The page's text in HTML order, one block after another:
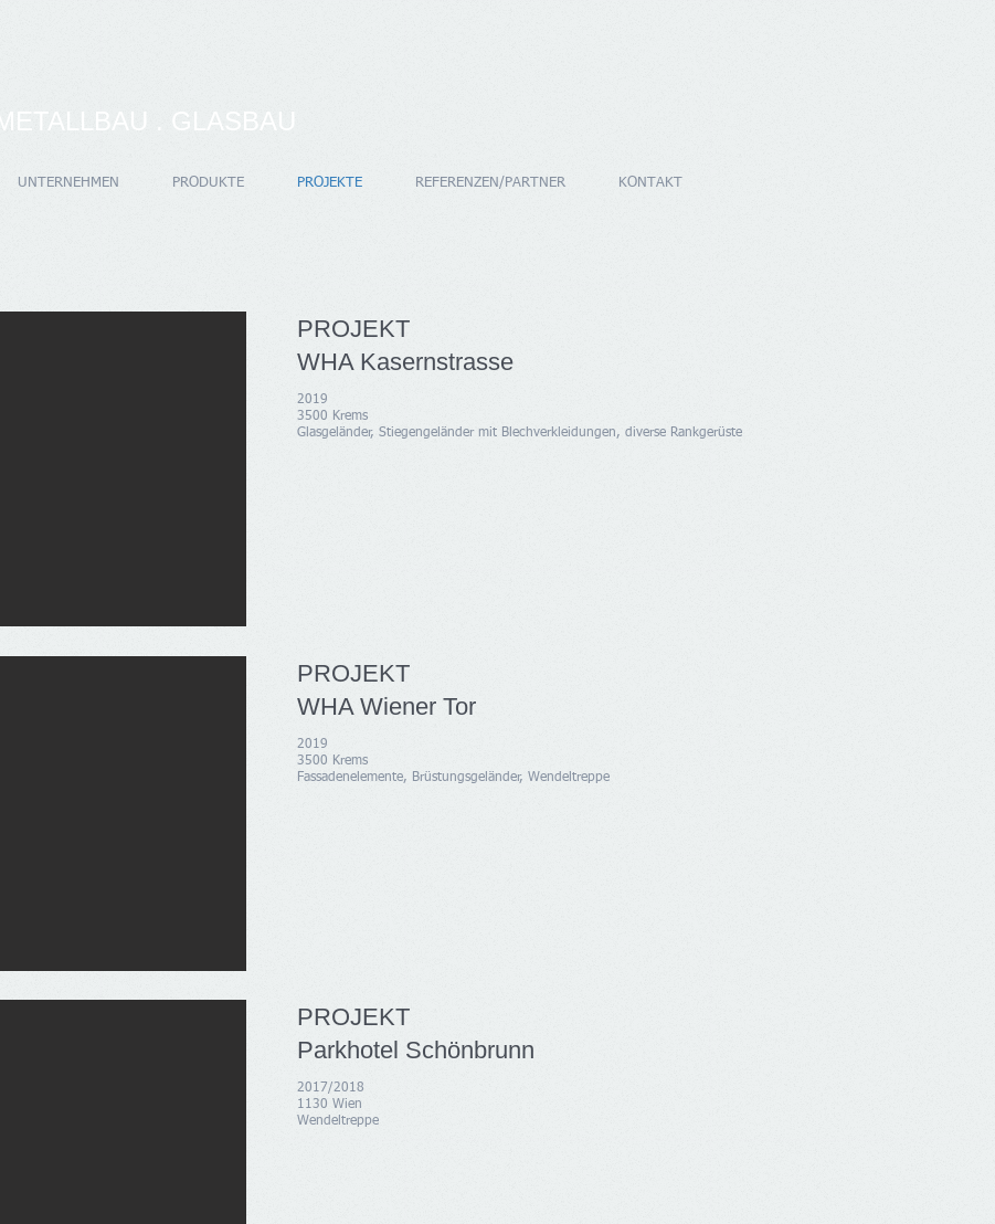
METALLBAU . GLASBAU
UNTERNEHMEN PRODUKTE PROJEKTE REFERENZEN/PARTNER KONTAKT
PROJEKT
WHA Kasernstrasse
2019
3500 Krems
Glasgeländer, Stiegengeländer mit Blechverkleidungen, diverse Rankgerüste
PROJEKT
WHA Wiener Tor
2019
3500 Krems
Fassadenelemente, Brüstungsgeländer, Wendeltreppe
PROJEKT
Parkhotel Schönbrunn
2017/2018
1130 Wien
Wendeltreppe